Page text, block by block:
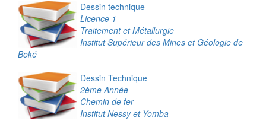
Dessin technique
Licence 1
Traitement et Métallurgie
Institut Supérieur des Mines et Géologie de
Boké
Dessin Technique
2ème Année
Chemin de fer
Institut Nessy et Yomba